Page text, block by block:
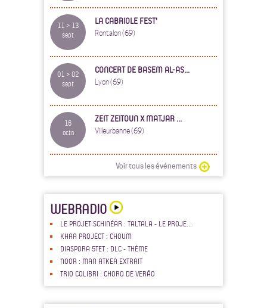
11 > 13
sept
LA CABRIOLE FEST'
Rontalon (69)
01 > 02
sept
CONCERT DE BASEM AL-AS...
Lyon (69)
16
octo
ZEIT ZEITOUN X MATJAR ...
Villeurbanne (69)
Voir tous les événements
WEBRADIO
LE PROJET SCHINÉAR : TALTALA - LE PROJE...
KHAA PROJECT : CHOUM
DIASPORA 5TET : DLC - THÈME
NOOR : MAN ATKEA EXTRAIT
TRIO COLIBRI : CHORO DE VERÃO